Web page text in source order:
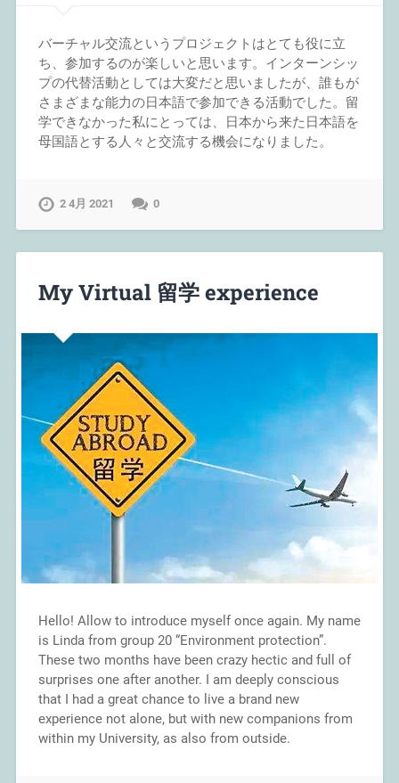
バーチャル交流というプロジェクトはとても役に立
ち、参加するのが楽しいと思います。インターンシッ
プの代替活動としては大変だと思いましたが、誰もが
さまざまな能力の日本語で参加できる活動でした。留
学できなかった私にとっては、日本から来た日本語を
母国語とする人々と交流する機会になりました。
2 4月 2021 0
My Virtual 留学 experience
Hello! Allow to introduce myself once again. My name
is Linda from group 20 “Environment protection”.
These two months have been crazy hectic and full of
surprises one after another. I am deeply conscious
that I had a great chance to live a brand new
experience not alone, but with new companions from
within my University, as also from outside.